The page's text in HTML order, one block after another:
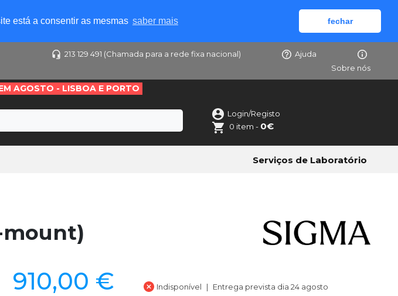
está a consentir as mesmas saber mais fechar
213 129 491 (Chamada para a rede fixa nacional)
Ajuda
Sobre nós
AGOSTO - LISBOA E PORTO
Login/Registo
0 item - 0€
Serviços de Laboratório
mount)
910,00 € Indisponível Entrega prevista dia 24 agosto